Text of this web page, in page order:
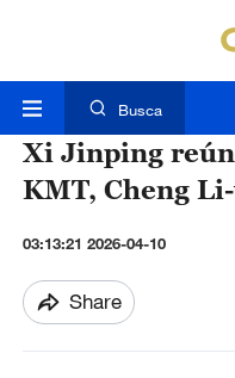
Busca
Xi Jinping
KMT, Cheng
03:13:21 2026-04-10
Share